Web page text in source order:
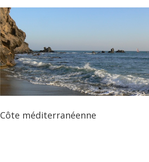
Côte méditerranéenne